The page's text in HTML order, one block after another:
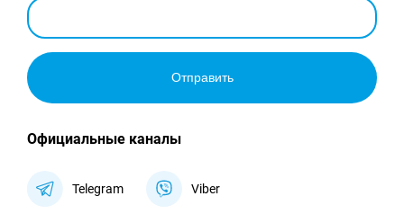
Отправить
Официальные каналы
Telegram Viber